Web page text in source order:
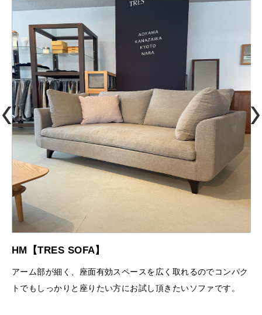
HM【TRES SOFA】
アーム部が細く、座面有効スペースを広く取れるのでコンパク
トでもしっかりと座りたい方にお試し頂きたいソファです。